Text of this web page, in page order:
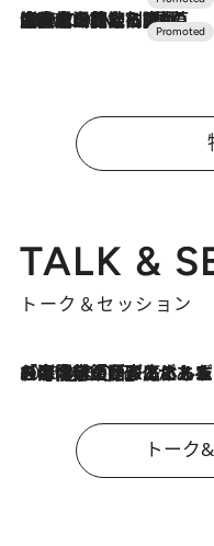
2026.7.10
NEW OPEN！【界 草津】名湯の地に誕生。趣の異なる2種の温泉と上州ならではの会席・蕎麦割烹など美食を味わう究極の癒やし旅
TALK &
トーク＆セッション
2026.8.3
「今後値上げがあるとすれば…」「リスクがあるのは今年の冬」エネルギー専門家が語る、ホルムズ海峡封鎖が家庭にもたらす“ある心配”
トーク